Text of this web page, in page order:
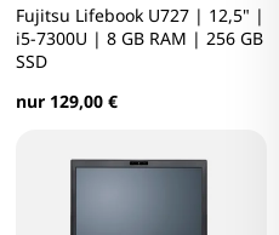
Fujitsu Lifebook U727 | 12,5" |
i5-7300U | 8 GB RAM | 256 GB
SSD
nur 129,00 €